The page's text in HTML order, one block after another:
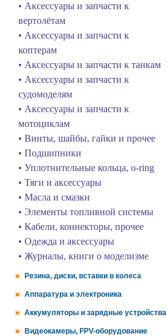
• Аксессуары и запчасти к
вертолётам
• Аксессуары и запчасти к
коптерам
• Аксессуары и запчасти к танкам
• Аксессуары и запчасти к
судомоделям
• Аксессуары и запчасти к
мотоциклам
• Винты, шайбы, гайки и прочее
• Подшипники
• Уплотнительные кольца, o-ring
• Тяги и аксессуары
• Масла и смазки
• Элементы топливной системы
• Кабели, коннекторы, прочее
• Одежда и аксессуары
• Журналы, книги о моделизме
Резина, диски, вставки в колеса
Аппаратура и электроника
Аккумуляторы и зарядные устройства
Видеокамеры, FPV-оборудование